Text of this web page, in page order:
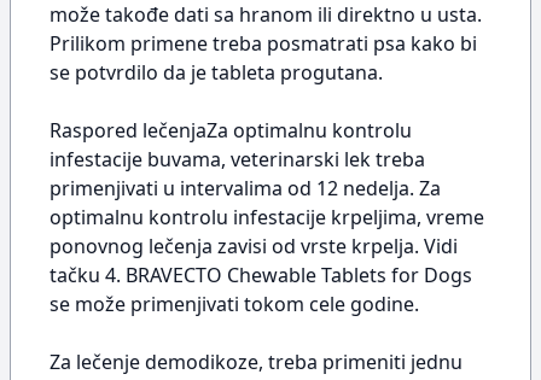
može takođe dati sa hranom ili direktno u usta.
Prilikom primene treba posmatrati psa kako bi
se potvrdilo da je tableta progutana.
Raspored lečenjaZa optimalnu kontrolu
infestacije buvama, veterinarski lek treba
primenjivati u intervalima od 12 nedelja. Za
optimalnu kontrolu infestacije krpeljima, vreme
ponovnog lečenja zavisi od vrste krpelja. Vidi
tačku 4. BRAVECTO Chewable Tablets for Dogs
se može primenjivati tokom cele godine.
Za lečenje demodikoze, treba primeniti jednu